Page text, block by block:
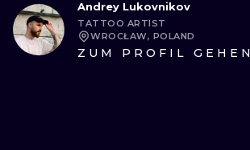
Andrey Lukovnikov
TATTOO ARTIST
WROCŁAW, POLAND
ZUM PROFIL GEHEN